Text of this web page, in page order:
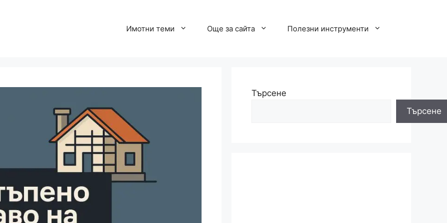
Имотни теми Още за сайта Полезни инструменти
Търсене
Търсене